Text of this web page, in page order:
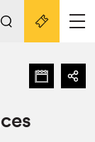
activités